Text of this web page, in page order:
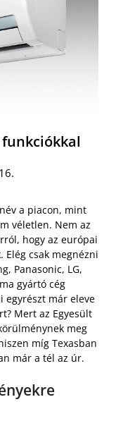
a piacon, mint
véletlen. Nem az
hogy az európai
csak megnézni
Panasonic, LG,
gyártó cég
egyrészt már eleve
Mert az Egyesült
meg
míg Texasban
már a tél az úr.